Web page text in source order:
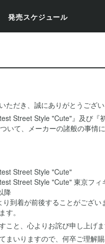
発売スケジュール
だき、誠にありがとうござい
Street Style "Cute"』及び
いて、メーカーの諸般の事情
Street Style "Cute"
Style "Cute" 東京フィ
降
到着が前後することがござい
す。
と、心よりお詫び申し上げま
まいりますので、何卒ご理解